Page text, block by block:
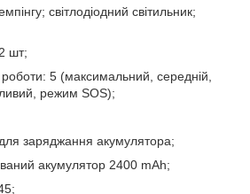
світлодіодний світильник;
шт;
роботи: 5 (максимальний, середній,
режим SOS);
заряджання акумулятора;
акумулятор 2400 mAh;